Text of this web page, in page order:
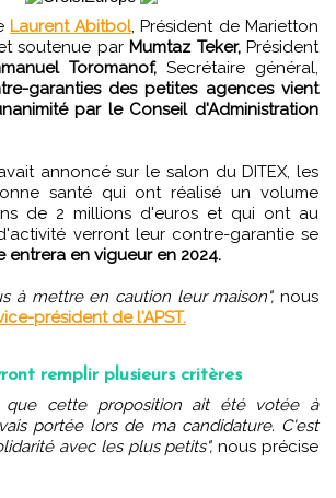
Laurent Abitbol, Président de Marietton
soutenue par Mumtaz Teker,Président
Toromanof,Secrétaire général,
garanties des petites agences vient
par le Conseil d'Administration
annoncé sur le salon du DITEX, les
santé qui ont réalisé un volume
de 2 millions d'euros et qui ont au
verront leur contre-garantie se
entrera en vigueur en 2024.
à mettre en caution leur maison", nous
président de l'APST.
remplir plusieurs critères
portée lors de ma candidature. C'est
avec les plus petits", nous précise